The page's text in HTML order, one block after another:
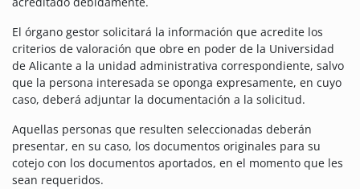
El órgano gestor solicitará la información que acredite los
criterios de valoración que obre en poder de la Universidad
de Alicante a la unidad administrativa correspondiente, salvo
que la persona interesada se oponga expresamente, en cuyo
caso, deberá adjuntar la documentación a la solicitud.
Aquellas personas que resulten seleccionadas deberán
presentar, en su caso, los documentos originales para su
cotejo con los documentos aportados, en el momento que les
sean requeridos.